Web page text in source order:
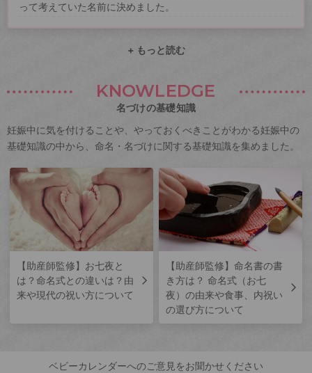
って考えていた名前に決めました。
+ もっと読む
KNOWLEDGE
名づけの基礎知識
妊娠中に気を付けることや、やっておくべきことがわかる妊娠中の
基礎知識の中から、命名・名づけに関する基礎知識を集めました。
【助産師監修】お七夜と
は？命名式との違いは？由
来や現代の祝い方について
【助産師監修】命名書の書
き方は？ 命名式（お七
夜）の由来や食事、内祝い
の選び方について
ベビーカレンダーへのご意見をお聞かせください